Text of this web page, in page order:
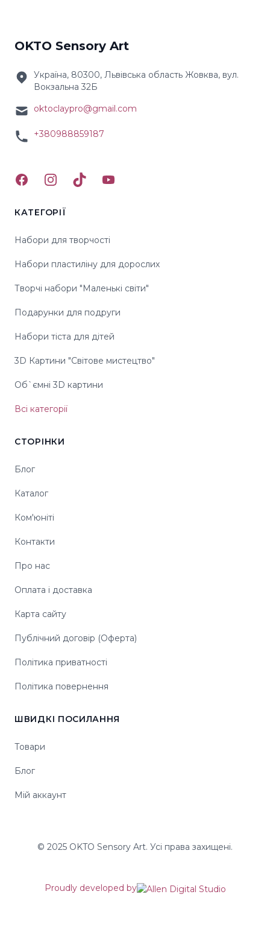
OKTO Sensory Art
Україна, 80300, Львівська область Жовква, вул.
Вокзальна 32Б
oktoclaypro@gmail.com
+380988859187
FacebookInstagramTikTokYouTube
КАТЕГОРІЇ
Набори для творчості
Набори пластиліну для дорослих
Творчі набори "Маленькі світи"
Подарунки для подруги
Набори тіста для дітей
3D Картини "Світове мистецтво"
Об`ємні 3D картини
Всі категорії
СТОРІНКИ
Блог
Каталог
Ком'юніті
Контакти
Про нас
Оплата і доставка
Карта сайту
Публічний договір (Оферта)
Політика приватності
Політика повернення
ШВИДКІ ПОСИЛАННЯ
Товари
Блог
Мій аккаунт
© 2025 OKTO Sensory Art. Усі права захищені.
Proudly developed by